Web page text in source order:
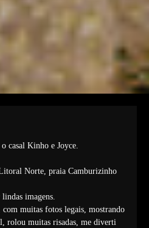
casal Kinho e Joyce.
Norte, praia Camburizinho
imagens.
muitas fotos legais, mostrando
rolou muitas risadas, me diverti